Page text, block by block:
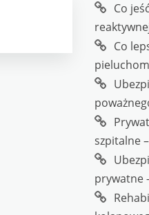
Co
Co
szpitalne
prywatne